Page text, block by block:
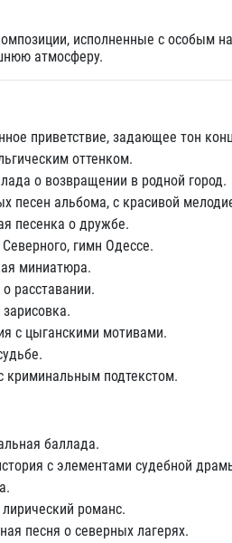
исполненные с особым
атмосферу.
приветствие, задающее тон
оттенком.
о возвращении в родной город.
песен альбома, с красивой
песенка о дружбе.
гимн Одессе.
миниатюра.
расставании.
с цыганскими мотивами.
криминальным подтекстом.
баллада.
с элементами судебной
романс.
песня о северных лагерях.